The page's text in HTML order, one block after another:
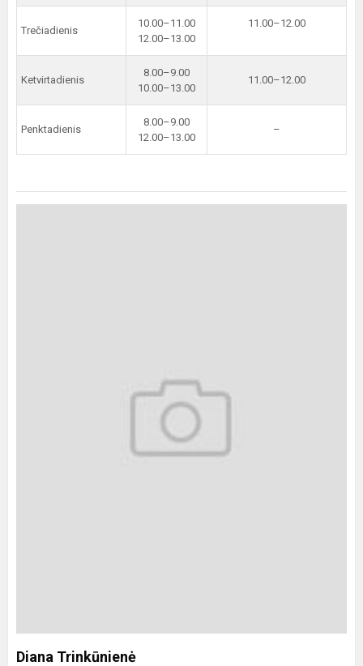
Trečiadienis
10.00–11.00
12.00–13.00
11.00–12.00
Ketvirtadienis
8.00–9.00
10.00–13.00
11.00–12.00
Penktadienis
8.00–9.00
12.00–13.00
–
Diana Trinkūnienė